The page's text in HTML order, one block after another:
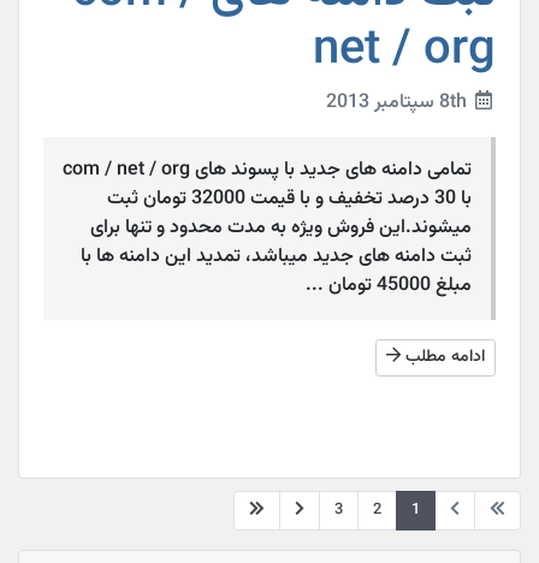
net / org
تمامی دامنه های جدید با پسوند های com / net / org
با 30 درصد تخفیف و با قیمت 32000 تومان ثبت
میشوند.این فروش ویژه به مدت محدود و تنها برای
ثبت دامنه های جدید میباشد، تمدید این دامنه ها با
مبلغ 45000 تومان ...
ادامه مطلب
1
2
3